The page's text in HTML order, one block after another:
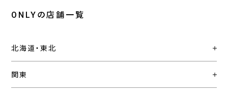
ONLYの店舗一覧
北海道・東北
関東